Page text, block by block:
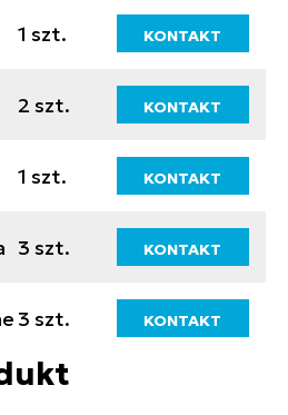
1 szt. KONTAKT
2 szt. KONTAKT
1 szt. KONTAKT
3 szt. KONTAKT
3 szt. KONTAKT